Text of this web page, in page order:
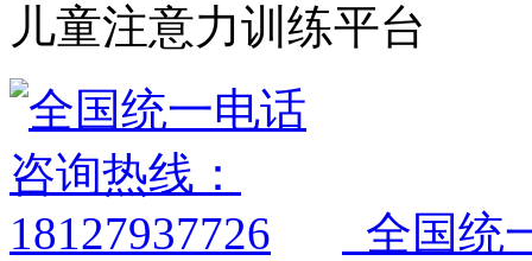
儿童注意力训练平台
全国统